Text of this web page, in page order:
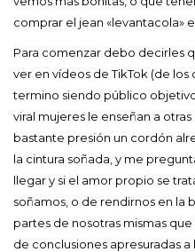
comprar el jean «levantacola»
Para comenzar debo decirles
ver en vídeos de TikTok (de los
termino siendo público
viral mujeres le enseñan a
bastante presión un cordón
la cintura soñada, y me
llegar y si el amor propio se
soñamos, o de rendirnos en la
partes de nosotras mismas
de conclusiones apresuradas